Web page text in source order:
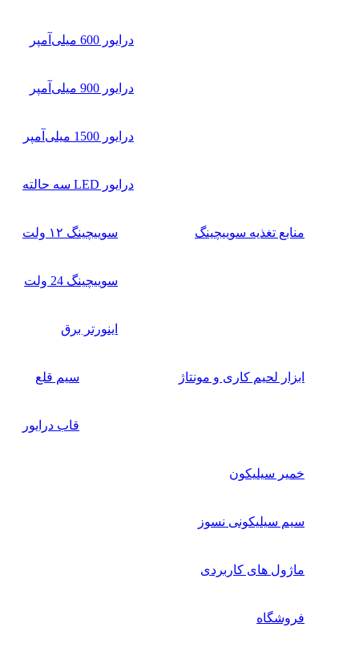
درایور 600 میلی‌آمپر
درایور 900 میلی‌آمپر
درایور 1500 میلی‌آمپر
درایور LED سه حالته
منابع تغذیه سوییچینگ سوییچینگ ۱۲ ولت
سوییچینگ 24 ولت
اینورتر برق
ابزار لحیم کاری و مونتاژ سیم قلع
قاب درایور
خمیر سیلیکون
سیم سیلیکونی نسوز
ماژول های کاربردی
فروشگاه